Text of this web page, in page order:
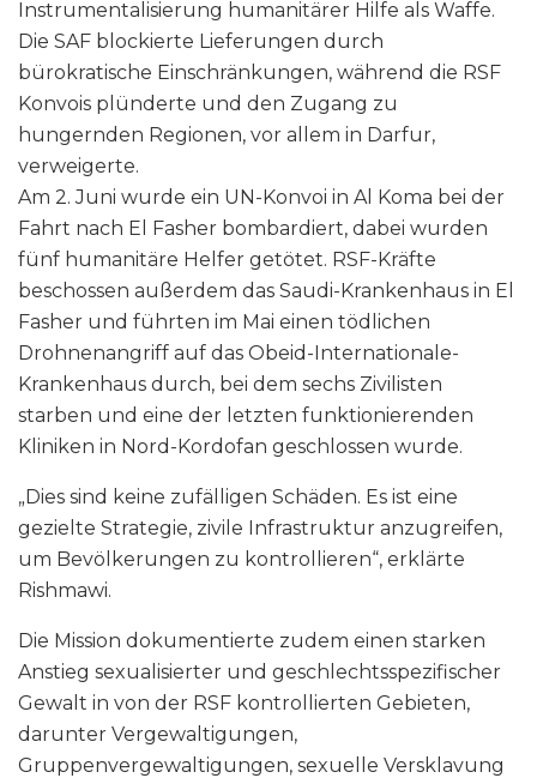
Instrumentalisierung humanitärer Hilfe als Waffe.
Die SAF blockierte Lieferungen durch
bürokratische Einschränkungen, während die RSF
Konvois plünderte und den Zugang zu
hungernden Regionen, vor allem in Darfur,
verweigerte.
Am 2. Juni wurde ein UN-Konvoi in Al Koma bei der
Fahrt nach El Fasher bombardiert, dabei wurden
fünf humanitäre Helfer getötet. RSF-Kräfte
beschossen außerdem das Saudi-Krankenhaus in El
Fasher und führten im Mai einen tödlichen
Drohnenangriff auf das Obeid-Internationale-
Krankenhaus durch, bei dem sechs Zivilisten
starben und eine der letzten funktionierenden
Kliniken in Nord-Kordofan geschlossen wurde.
„Dies sind keine zufälligen Schäden. Es ist eine
gezielte Strategie, zivile Infrastruktur anzugreifen,
um Bevölkerungen zu kontrollieren“, erklärte
Rishmawi.
Die Mission dokumentierte zudem einen starken
Anstieg sexualisierter und geschlechtsspezifischer
Gewalt in von der RSF kontrollierten Gebieten,
darunter Vergewaltigungen,
Gruppenvergewaltigungen, sexuelle Versklavung